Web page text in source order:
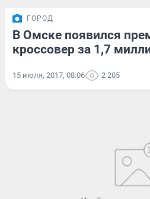
ГОРОД
В Омске появился
кроссовер за 1,7
15 июля, 2017, 08:06 2 205